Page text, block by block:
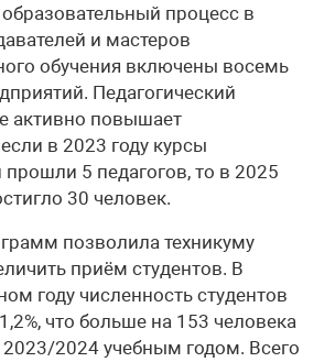
процесс в
и мастеров
обучения включены восемь
Педагогический
активно повышает
в 2023 году курсы
прошли 5 педагогов, то в 2025
30 человек.
позволила техникуму
приём студентов. В
году численность студентов
что больше на 153 человека
2024 учебным годом. Всего